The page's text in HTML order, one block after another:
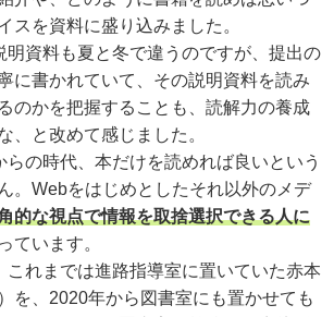
スを資料に盛り込みました。
明資料も夏と冬で違うのですが、提出の
に書かれていて、その説明資料を読み
のかを把握することも、読解力の養成
、と改めて感じました。
らの時代、本だけを読めれば良いという
。Webをはじめとしたそれ以外のメデ
的な視点で情報を取捨選択できる人に
ています。
これまでは進路指導室に置いていた赤本
を、2020年から図書室にも置かせても